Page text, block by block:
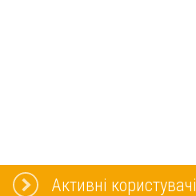
Активні користувачі